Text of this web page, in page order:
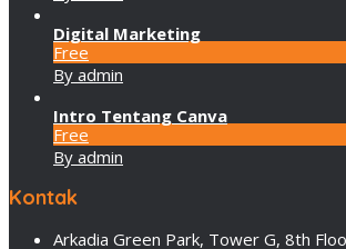
Digital Marketing
Free
By admin
Intro Tentang Canva
Free
By admin
Kontak
Arkadia Green Park, Tower G, 8th